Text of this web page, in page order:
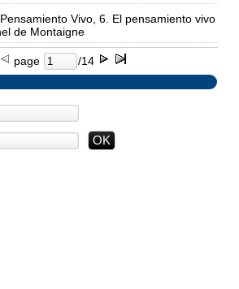
Vivo, 6. El pensamiento vivo
de Montaigne
page /14